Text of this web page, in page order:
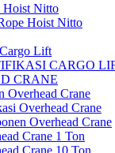
Hoist Nitto
Hoist Nitto
Lift
CARGO
CRANE
Overhead Crane
Overhead Crane
Overhead Crane
Crane 1 Ton